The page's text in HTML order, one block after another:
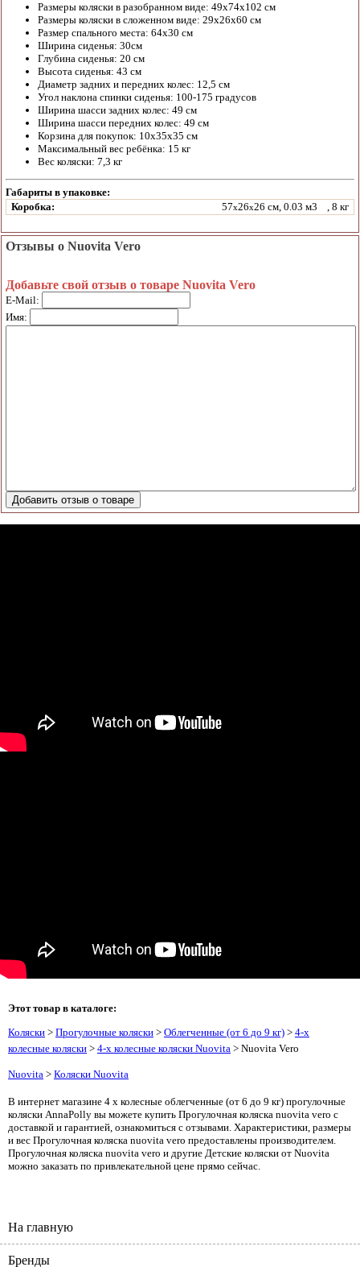
Размеры коляски в разобранном виде: 49х74х102 см
Размеры коляски в сложенном виде: 29х26х60 см
Размер спального места: 64х30 см
Ширина сиденья: 30см
Глубина сиденья: 20 см
Высота сиденья: 43 см
Диаметр задних и передних колес: 12,5 см
Угол наклона спинки сиденья: 100-175 градусов
Ширина шасси задних колес: 49 см
Ширина шасси передних колес: 49 см
Корзина для покупок: 10х35х35 см
Максимальный вес ребёнка: 15 кг
Вес коляски: 7,3 кг
Габариты в упаковке:
Коробка:
57x26x26 см, 0.03 м3 , 8 кг
Отзывы о Nuovita Vero
Добавьте свой отзыв о товаре Nuovita Vero
E-Mail:
Имя:
Этот товар в каталоге:
Коляски > Прогулочные коляски > Облегченные (от 6 до 9 кг) > 4-х
колесные коляски > 4-х колесные коляски Nuovita > Nuovita Vero
Nuovita > Коляски Nuovita
В интернет магазине 4 х колесные облегченные (от 6 до 9 кг) прогулочные
коляски AnnaPolly вы можете купить Прогулочная коляска nuovita vero с
доставкой и гарантией, ознакомиться с отзывами. Характеристики, размеры
и вес Прогулочная коляска nuovita vero предоставлены производителем.
Прогулочная коляска nuovita vero и другие Детские коляски от Nuovita
можно заказать по привлекательной цене прямо сейчас.
На главную
Бренды